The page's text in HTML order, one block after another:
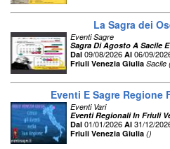
La Sagra dei
Eventi Sagre
Sagra Di Agosto A Sacile
Dal 09/08/2026 Al 06/09/
Friuli Venezia Giulia Sacile
Eventi E Sagre Regione
Eventi Vari
Eventi Regionali In Friuli
Dal 01/01/2026 Al 31/12/
Friuli Venezia Giulia ()